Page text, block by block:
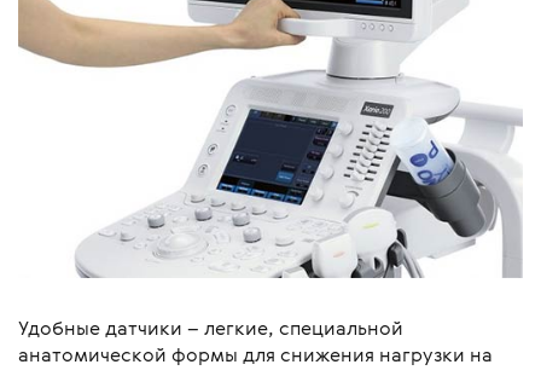
Удобные датчики – легкие, специальной
анатомической формы для снижения нагрузки на